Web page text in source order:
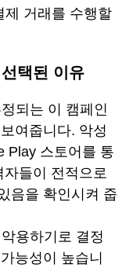
제 거래를 수행할
택된 이유
되는 이 캠페인
여줍니다. 악성
Play 스토어를 통
들이 전적으로
음을 확인시켜 줍
용하기로 결정
능성이 높습니